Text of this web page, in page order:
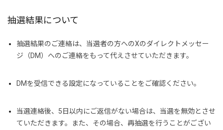
抽選結果について
抽選結果のご連絡は、当選者の方へのXのダイレクトメッセー
ジ（DM）へのご連絡をもって代えさせていただきます。
DMを受信できる設定になっていることをご確認ください。
当選連絡後、 5日以内にご返信がない場合は、当選を無効とさせ
ていただきます。また、その場合、再抽選を行うことがござい